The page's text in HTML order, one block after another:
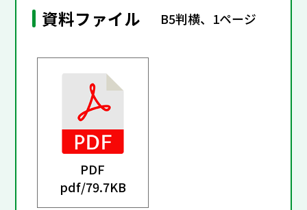
資料ファイル B5判横、1ページ
PDF
pdf/79.7KB